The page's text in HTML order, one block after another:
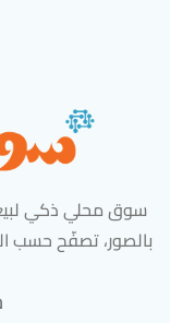
سوق محلي ذكي
بالصور، تصفّح حسب